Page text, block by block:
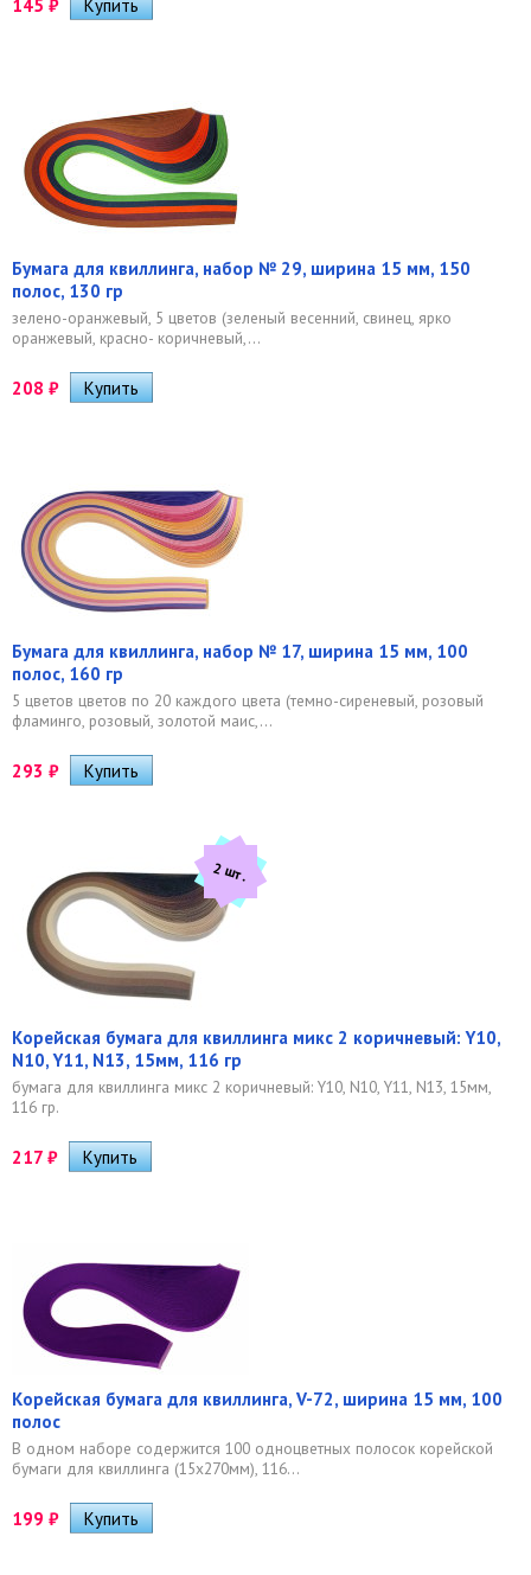
145 ₽
Бумага для квиллинга, набор № 29, ширина 15 мм, 150
полос, 130 гр
зелено-оранжевый, 5 цветов (зеленый весенний, свинец, ярко
оранжевый, красно- коричневый,...
208 ₽
Бумага для квиллинга, набор № 17, ширина 15 мм, 100
полос, 160 гр
5 цветов цветов по 20 каждого цвета (темно-сиреневый, розовый
фламинго, розовый, золотой маис,...
293 ₽
2 шт.
Корейская бумага для квиллинга микс 2 коричневый: Y10,
N10, Y11, N13, 15мм, 116 гр
бумага для квиллинга микс 2 коричневый: Y10, N10, Y11, N13, 15мм,
116 гр.
217 ₽
Корейская бумага для квиллинга, V-72, ширина 15 мм, 100
полос
В одном наборе содержится 100 одноцветных полосок корейской
бумаги для квиллинга (15х270мм), 116...
199 ₽